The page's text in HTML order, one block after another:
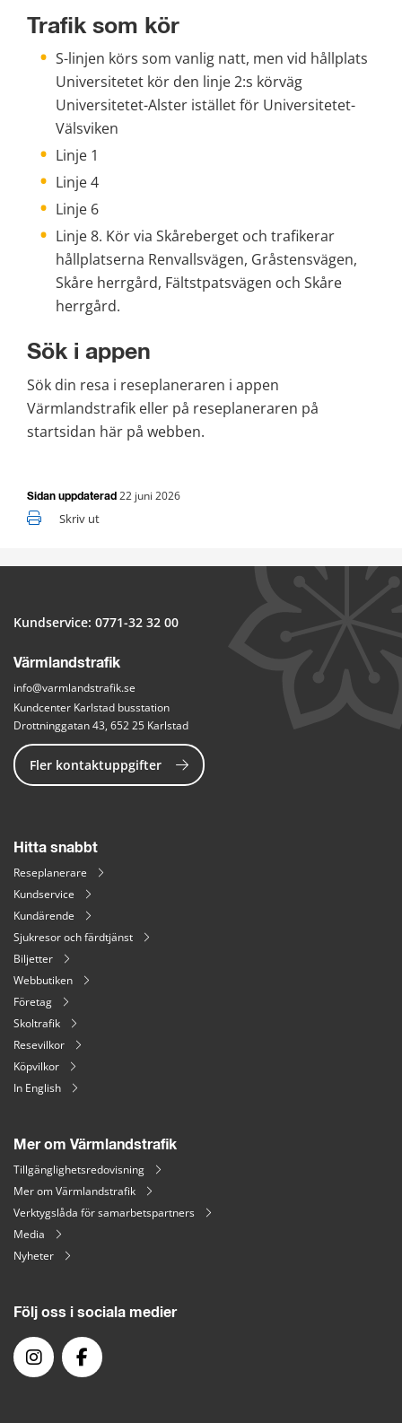
Trafik som kör
S-linjen körs som vanlig natt, men vid hållplats
Universitetet kör den linje 2:s körväg
Universitetet-Alster istället för Universitetet-
Välsviken
Linje 1
Linje 4
Linje 6
Linje 8. Kör via Skåreberget och trafikerar
hållplatserna Renvallsvägen, Gråstensvägen,
Skåre herrgård, Fältstpatsvägen och Skåre
herrgård.
Sök i appen
Sök din resa i reseplaneraren i appen
Värmlandstrafik eller på reseplaneraren på
startsidan här på webben.
Sidan uppdaterad 22 juni 2026
Skriv ut
Kundservice: 0771-32 32 00
Värmlandstrafik
info@varmlandstrafik.se
Kundcenter Karlstad busstation
Drottninggatan 43, 652 25 Karlstad
Fler kontaktuppgifter
Hitta snabbt
Reseplanerare
Kundservice
Kundärende
Sjukresor och färdtjänst
Biljetter
Webbutiken
Företag
Skoltrafik
Resevilkor
Köpvilkor
In English
Mer om Värmlandstrafik
Tillgänglighetsredovisning
Mer om Värmlandstrafik
Verktygslåda för samarbetspartners
Media
Nyheter
Följ oss i sociala medier